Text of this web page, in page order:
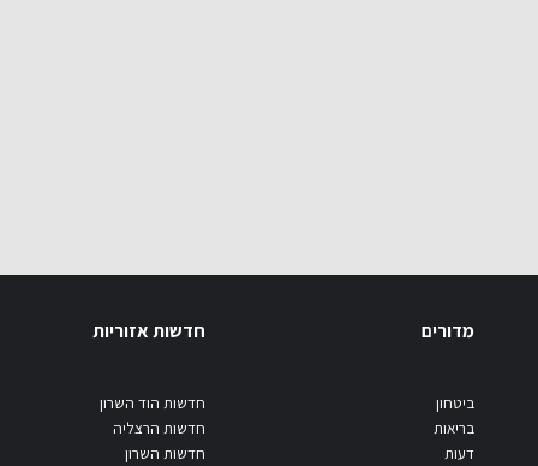
מדורים
ביטחון
בריאות
דעות
חדשות אזוריות
חדשות הוד השרון
חדשות הרצליה
חדשות השרון